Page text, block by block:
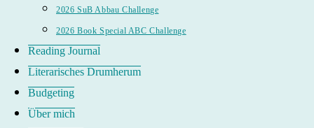
2026 SuB Abbau Challenge
2026 Book Special ABC Challenge
Reading Journal
Literarisches Drumherum
Budgeting
Über mich